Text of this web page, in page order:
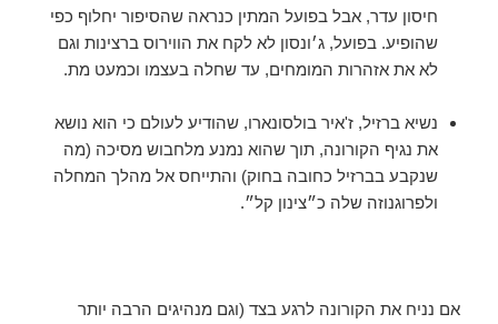
חיסון עדר, אבל בפועל המתין כנראה שהסיפור יחלוף כפי
שהופיע. בפועל, ג׳ונסון לא לקח את הווירוס ברצינות וגם
לא את אזהרות המומחים, עד שחלה בעצמו וכמעט מת.
נשיא ברזיל, ז'איר בולסונארו, שהודיע לעולם כי הוא נושא
את נגיף הקורונה, תוך שהוא נמנע מלחבוש מסיכה (מה
שנקבע בברזיל כחובה בחוק) והתייחס אל מהלך המחלה
ולפרוגנוזה שלה כ״צינון קל״.
אם נניח את הקורונה לרגע בצד (וגם מנהיגים הרבה יותר